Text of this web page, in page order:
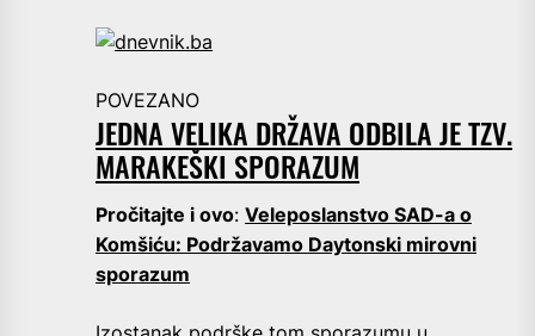
POVEZANO
JEDNA VELIKA DRŽAVA ODBILA JE TZV.
MARAKEŠKI SPORAZUM
Pročitajte i ovo: Veleposlanstvo SAD-a o
Komšiću: Podržavamo Daytonski mirovni
sporazum